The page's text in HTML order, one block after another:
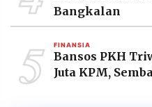
Bangkalan
5 FINANSIA
Bansos PKH
Juta KPM,